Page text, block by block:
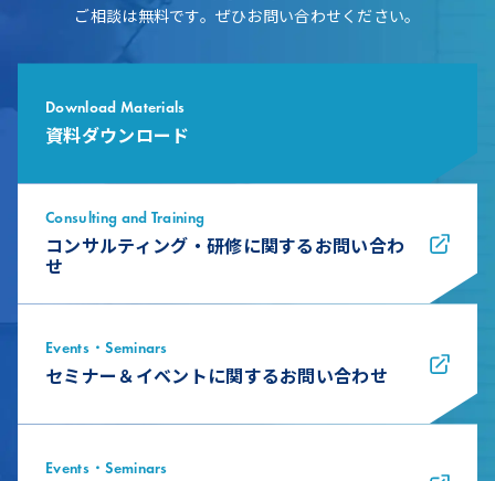
ご相談は無料です。ぜひお問い合わせください。
Download Materials
資料ダウンロード
Consulting and Training
コンサルティング・研修に関するお問い合わ
せ
Events・Seminars
セミナー＆イベントに関するお問い合わせ
Events・Seminars